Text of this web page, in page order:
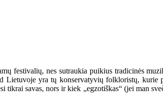
festivalių, nes sutraukia puikius tradicinės
Lietuvoje yra tų konservatyvių folkloristų, kurie
savas, nors ir kiek „egzotiškas“ (jei man